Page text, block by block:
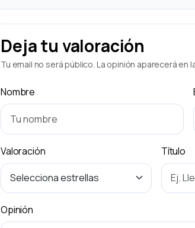
Deja tu valoración
Tu email no será público. La opinión aparecerá en
Nombre
Valoración Título
Opinión